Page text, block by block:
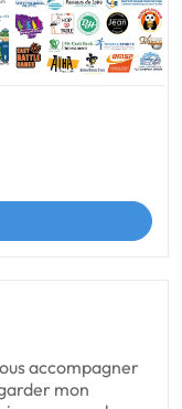
accompagner
mon